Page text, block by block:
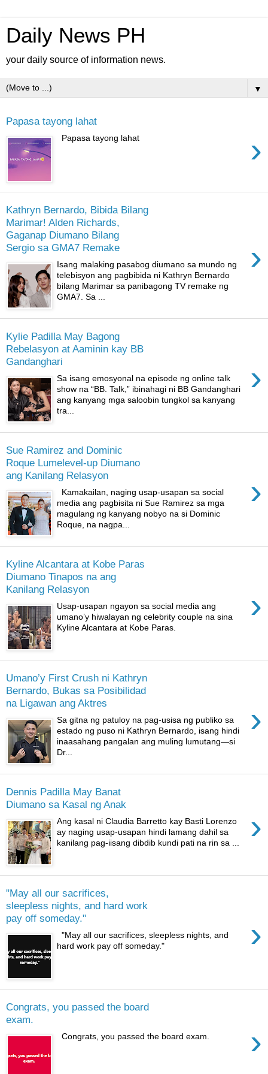
Daily News PH
your daily source of information news.
▼
Papasa tayong lahat
›
Papasa tayong lahat
Kathryn Bernardo, Bibida Bilang
Marimar! Alden Richards,
Gaganap Diumano Bilang
Sergio sa GMA7 Remake
›
Isang malaking pasabog diumano sa mundo ng
telebisyon ang pagbibida ni Kathryn Bernardo
bilang Marimar sa panibagong TV remake ng
GMA7. Sa ...
Kylie Padilla May Bagong
Rebelasyon at Aaminin kay BB
Gandanghari
›
Sa isang emosyonal na episode ng online talk
show na “BB. Talk,” ibinahagi ni BB Gandanghari
ang kanyang mga saloobin tungkol sa kanyang
tra...
Sue Ramirez and Dominic
Roque Lumelevel-up Diumano
ang Kanilang Relasyon
›
Kamakailan, naging usap-usapan sa social
media ang pagbisita ni Sue Ramirez sa mga
magulang ng kanyang nobyo na si Dominic
Roque, na nagpa...
Kyline Alcantara at Kobe Paras
Diumano Tinapos na ang
Kanilang Relasyon
›
Usap-usapan ngayon sa social media ang
umano’y hiwalayan ng celebrity couple na sina
Kyline Alcantara at Kobe Paras.
Umano’y First Crush ni Kathryn
Bernardo, Bukas sa Posibilidad
na Ligawan ang Aktres
›
Sa gitna ng patuloy na pag-usisa ng publiko sa
estado ng puso ni Kathryn Bernardo, isang hindi
inaasahang pangalan ang muling lumutang—si
Dr...
Dennis Padilla May Banat
Diumano sa Kasal ng Anak
›
Ang kasal ni Claudia Barretto kay Basti Lorenzo
ay naging usap-usapan hindi lamang dahil sa
kanilang pag-iisang dibdib kundi pati na rin sa ...
"May all our sacrifices,
sleepless nights, and hard work
pay off someday."
›
"May all our sacrifices, sleepless nights, and
hard work pay off someday."
Congrats, you passed the board
exam.
›
Congrats, you passed the board exam.